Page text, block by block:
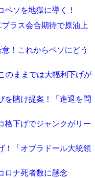
ペソを地獄に導く！
ラス会合期待で原油上
！これからペソにどう
のままでは大幅利下げが
を賭け提案！「進退を問
格下げでジャンクがリー
！「オブラドール大統領
ロナ死者数に懸念